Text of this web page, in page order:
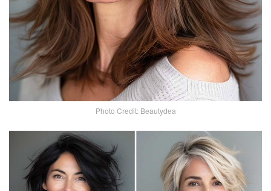
Photo Credit: Beautydea